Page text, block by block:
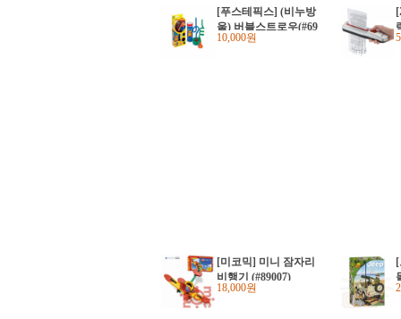
[푸스테픽스] (비누방
울) 버블스트로우(#69
4602)
10,000원
[미코믹] 미니 잠자리
비행기 (#89007)
18,000원